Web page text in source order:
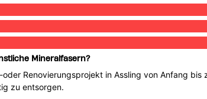
Mineralfasern?
Renovierungsprojekt in Assling von Anfang
zu entsorgen.